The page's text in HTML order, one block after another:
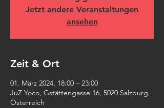
Jetzt andere Veranstaltungen
ansehen
Zeit & Ort
01. März 2024, 18:00 – 23:00
JuZ Yoco, Gstättengasse 16, 5020 Salzburg,
Österreich